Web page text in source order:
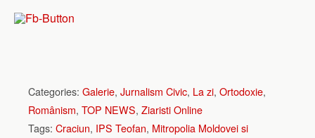
Categories: Galerie, Jurnalism Civic, La zi, Ortodoxie,
Românism, TOP NEWS, Ziaristi Online
Tags: Craciun, IPS Teofan, Mitropolia Moldovei si